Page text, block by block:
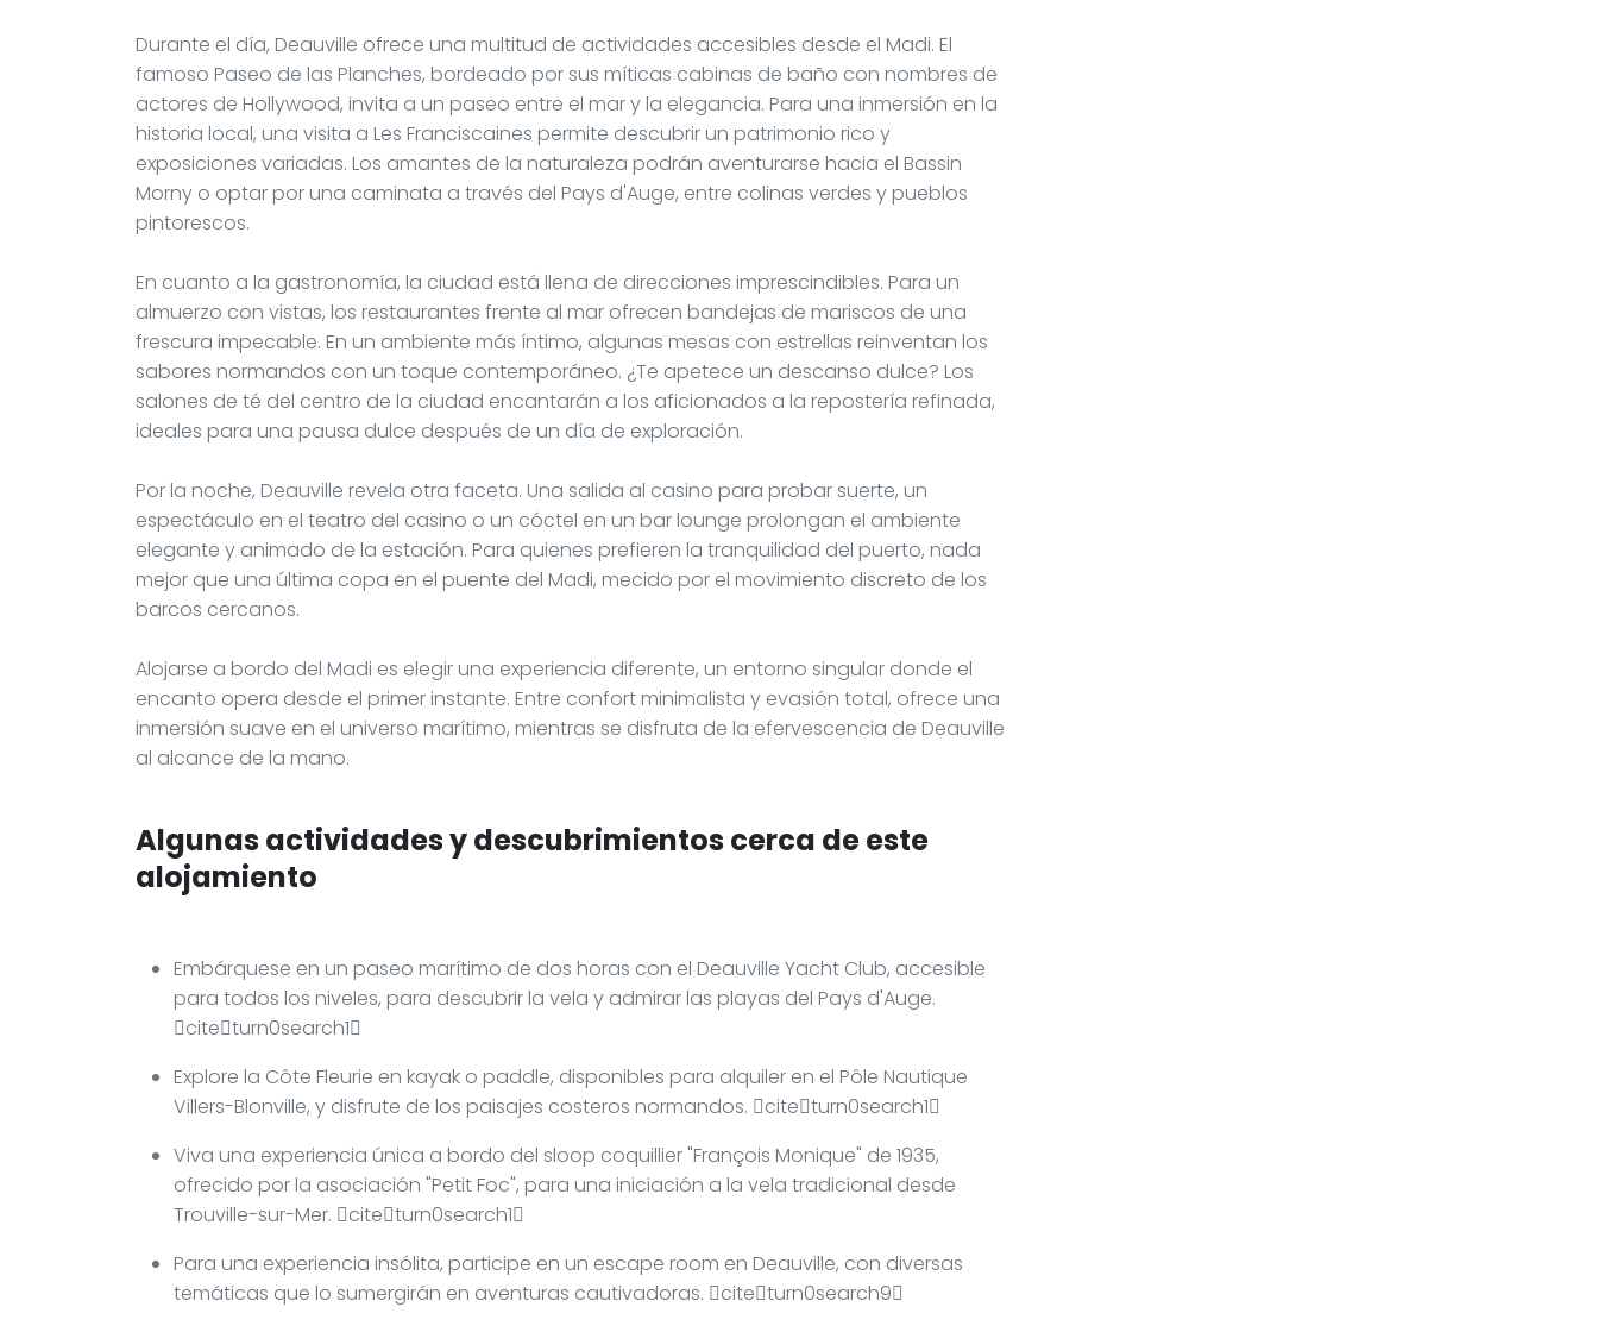
Durante el día, Deauville ofrece una multitud de actividades accesibles desde el Madi. El
famoso Paseo de las Planches, bordeado por sus míticas cabinas de baño con nombres de
actores de Hollywood, invita a un paseo entre el mar y la elegancia. Para una inmersión en la
historia local, una visita a Les Franciscaines permite descubrir un patrimonio rico y
exposiciones variadas. Los amantes de la naturaleza podrán aventurarse hacia el Bassin
Morny o optar por una caminata a través del Pays d'Auge, entre colinas verdes y pueblos
pintorescos.
En cuanto a la gastronomía, la ciudad está llena de direcciones imprescindibles. Para un
almuerzo con vistas, los restaurantes frente al mar ofrecen bandejas de mariscos de una
frescura impecable. En un ambiente más íntimo, algunas mesas con estrellas reinventan los
sabores normandos con un toque contemporáneo. ¿Te apetece un descanso dulce? Los
salones de té del centro de la ciudad encantarán a los aficionados a la repostería refinada,
ideales para una pausa dulce después de un día de exploración.
Por la noche, Deauville revela otra faceta. Una salida al casino para probar suerte, un
espectáculo en el teatro del casino o un cóctel en un bar lounge prolongan el ambiente
elegante y animado de la estación. Para quienes prefieren la tranquilidad del puerto, nada
mejor que una última copa en el puente del Madi, mecido por el movimiento discreto de los
barcos cercanos.
Alojarse a bordo del Madi es elegir una experiencia diferente, un entorno singular donde el
encanto opera desde el primer instante. Entre confort minimalista y evasión total, ofrece una
inmersión suave en el universo marítimo, mientras se disfruta de la efervescencia de Deauville
al alcance de la mano.
Algunas actividades y descubrimientos cerca de este
alojamiento
Embárquese en un paseo marítimo de dos horas con el Deauville Yacht Club, accesible
para todos los niveles, para descubrir la vela y admirar las playas del Pays d'Auge.
citeturn0search1
Explore la Côte Fleurie en kayak o paddle, disponibles para alquiler en el Pôle Nautique
Villers-Blonville, y disfrute de los paisajes costeros normandos. citeturn0search1
Viva una experiencia única a bordo del sloop coquillier "François Monique" de 1935,
ofrecido por la asociación "Petit Foc", para una iniciación a la vela tradicional desde
Trouville-sur-Mer. citeturn0search1
Para una experiencia insólita, participe en un escape room en Deauville, con diversas
temáticas que lo sumergirán en aventuras cautivadoras. citeturn0search9